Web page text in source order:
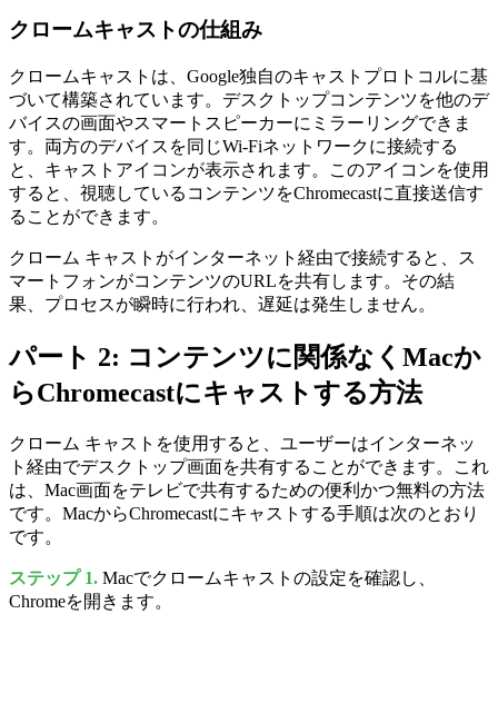
クロームキャストの仕組み
クロームキャストは、Google独自のキャストプロトコルに基
づいて構築されています。デスクトップコンテンツを他のデ
バイスの画面やスマートスピーカーにミラーリングできま
す。両方のデバイスを同じWi-Fiネットワークに接続する
と、キャストアイコンが表示されます。このアイコンを使用
すると、視聴しているコンテンツをChromecastに直接送信す
ることができます。
クローム キャストがインターネット経由で接続すると、ス
マートフォンがコンテンツのURLを共有します。その結
果、プロセスが瞬時に行われ、遅延は発生しません。
パート 2: コンテンツに関係なくMacか
らChromecastにキャストする方法
クローム キャストを使用すると、ユーザーはインターネッ
ト経由でデスクトップ画面を共有することができます。これ
は、Mac画面をテレビで共有するための便利かつ無料の方法
です。MacからChromecastにキャストする手順は次のとおり
です。
ステップ 1. Macでクロームキャストの設定を確認し、
Chromeを開きます。